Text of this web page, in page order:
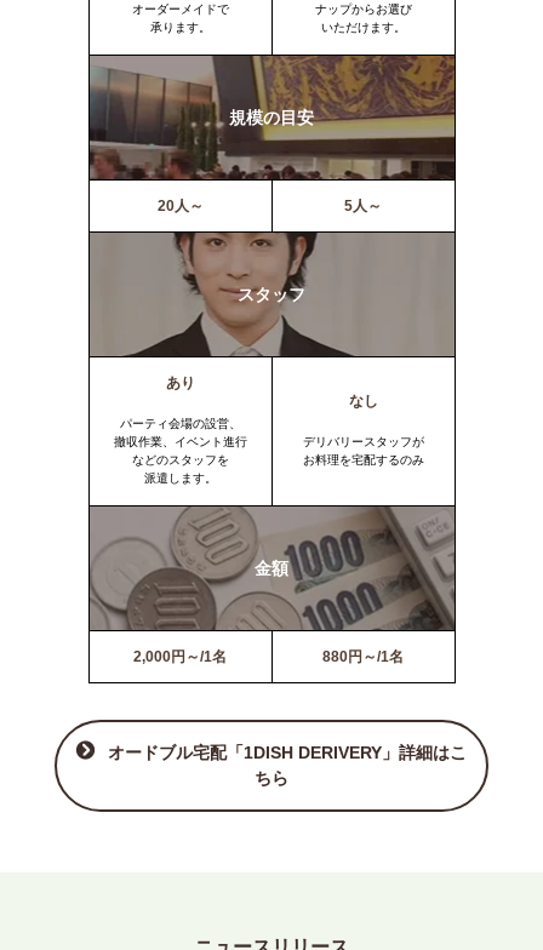
オーダーメイドで
承ります。
ナップからお選び
いただけます。
規模の目安
20人～ 5人～
スタッフ
あり
パーティ会場の設営、
撤収作業、イベント進行
などのスタッフを
派遣します。
なし
デリバリースタッフが
お料理を宅配するのみ
金額
2,000円～/1名 880円～/1名
オードブル宅配「1DISH DERIVERY」詳細はこ
ちら